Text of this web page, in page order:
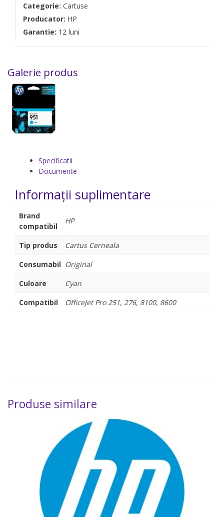
Categorie: Cartuse
Producator: HP
Garantie: 12 luni
Galerie produs
Specificatii
Documente
Informații suplimentare
Brand
compatibil
HP
Tip produs
Cartus Cerneala
Consumabil Original
Culoare
Cyan
Compatibil
OfficeJet Pro 251, 276, 8100, 8600
Produse similare